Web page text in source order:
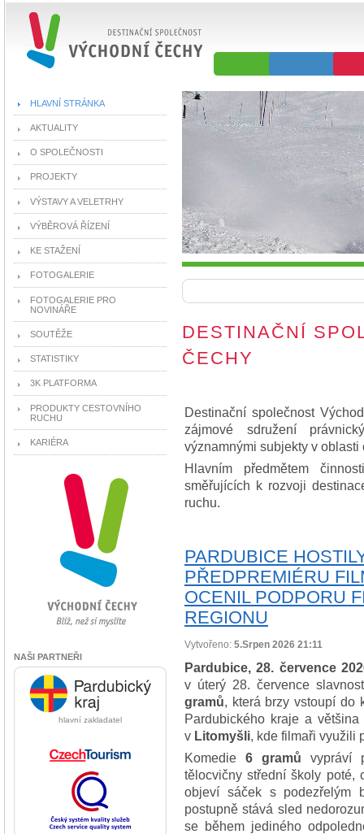
HLAVNÍ STRÁNKA
AKTUALITY
O SPOLEČNOSTI
PROJEKTY
VÝSTAVY A VELETRHY
VÝBĚROVÁ ŘÍZENÍ
KE STAŽENÍ
FOTOGALERIE
FOTOGALERIE PRO
NOVINÁŘE
SOUTĚŽE
STATISTIKY
3K PLATFORMA
PRODUKTY CESTOVNÍHO
RUCHU
KARIÉRA
NAŠI PARTNEŘI
hlavní zakladatel
DESTINAČNÍ
ČECHY
Destinační společnost
zájmové sdružení
významnými subjekty v oblasti
Hlavním předmětem
směřujících k rozvoji
ruchu.
PARDUBICE
PŘEDPREMIÉRU
OCENIL PODPORU
REGIONU
Vytvořeno: 5.Srpen 2026 21:11
Pardubice, 28. července
v úterý 28. července
gramů, která brzy vstoupí do
Pardubického kraje a
v Litomyšli, kde filmaři využili
Komedie6 gramů vypráví
tělocvičny střední školy poté,
objeví sáček s podezřelým
postupně stává sled
se během jediného